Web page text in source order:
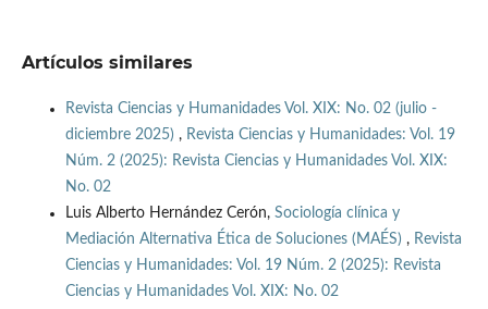
Artículos similares
Revista Ciencias y Humanidades Vol. XIX: No. 02 (julio -
diciembre 2025) , Revista Ciencias y Humanidades: Vol. 19
Núm. 2 (2025): Revista Ciencias y Humanidades Vol. XIX:
No. 02
Luis Alberto Hernández Cerón, Sociología clínica y
Mediación Alternativa Ética de Soluciones (MAÉS) , Revista
Ciencias y Humanidades: Vol. 19 Núm. 2 (2025): Revista
Ciencias y Humanidades Vol. XIX: No. 02